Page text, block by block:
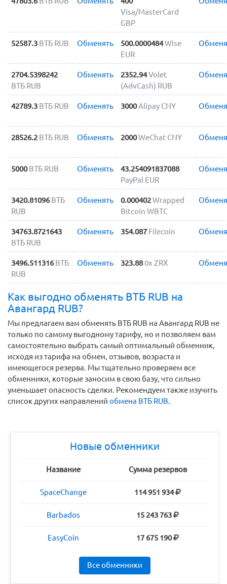
Visa/MasterCard
GBP
52587.3 ВТБ RUB Обменять 500.0000484Wise
EUR
2704.5398242
ВТБ RUB
Обменять 2352.94Volet
(AdvCash) RUB
42789.3 ВТБ RUB Обменять 3000Alipay CNY
28526.2 ВТБ RUB Обменять 2000WeChat CNY
5000 ВТБ RUB Обменять
43.254091837088
PayPal EUR
3420.81096 ВТБ
RUB
Обменять 0.000402Wrapped
Bitcoin WBTC
34763.8721643
ВТБ RUB
Обменять 354.087 Filecoin
3496.511316 ВТБ
RUB
Обменять 323.880x ZRX
Как выгодно обменять ВТБ RUB на
Авангард RUB?
Мы предлагаем вам обменять ВТБ RUB на Авангард RUB не
только по самому выгодному тарифу, но и позволяем вам
самостоятельно выбрать самый оптимальный обменник,
исходя из тарифа на обмен, отзывов, возраста и
имеющегося резерва. Мы тщательно проверяем все
обменники, которые заносим в свою базу, что сильно
уменьшает опасность сделки. Рекомендуем также изучить
список других направлений обмена ВТБ RUB.
Новые обменники
Название Сумма резервов
SpaceChange 114 951 934
Barbados 15 243 763
EasyCoin 17 675 190
Все обменники